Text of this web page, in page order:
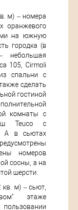
м) – номера
оранжевого
на южную
городка (в
105, Cirmoli
спальни с
сделать
гостиной
комнаты с
Teuco с
А в сьютах
номеров
сосны, а на
шерсти.
м) – сьют,
этаже